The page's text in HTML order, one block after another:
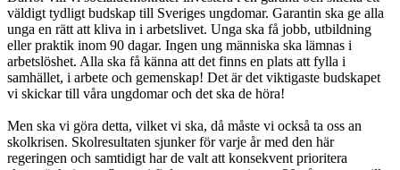
väldigt tydligt budskap till Sveriges ungdomar. Garantin ska ge alla
unga en rätt att kliva in i arbetslivet. Unga ska få jobb, utbildning
eller praktik inom 90 dagar. Ingen ung människa ska lämnas i
arbetslöshet. Alla ska få känna att det finns en plats att fylla i
samhället, i arbete och gemenskap! Det är det viktigaste budskapet
vi skickar till våra ungdomar och det ska de höra!
Men ska vi göra detta, vilket vi ska, då måste vi också ta oss an
skolkrisen. Skolresultaten sjunker för varje år med den här
regeringen och samtidigt har de valt att konsekvent prioritera